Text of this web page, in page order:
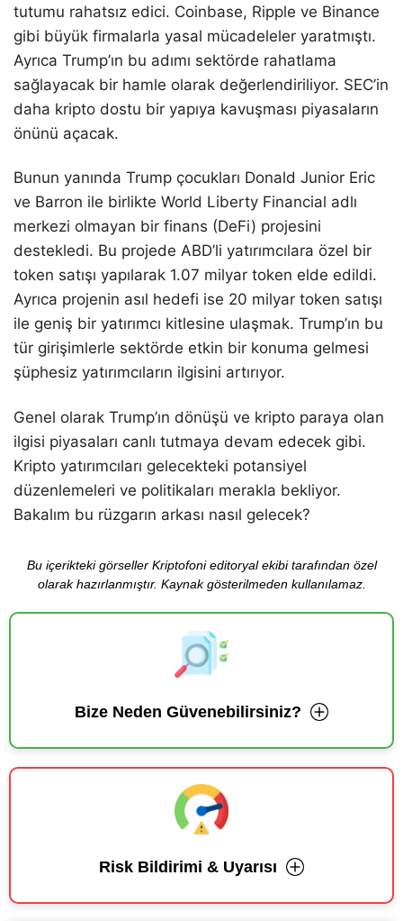
tutumu rahatsız edici. Coinbase, Ripple ve Binance
gibi büyük firmalarla yasal mücadeleler yaratmıştı.
Ayrıca Trump’ın bu adımı sektörde rahatlama
sağlayacak bir hamle olarak değerlendiriliyor. SEC’in
daha kripto dostu bir yapıya kavuşması piyasaların
önünü açacak.
Bunun yanında Trump çocukları Donald Junior Eric
ve Barron ile birlikte World Liberty Financial adlı
merkezi olmayan bir finans (DeFi) projesini
destekledi. Bu projede ABD’li yatırımcılara özel bir
token satışı yapılarak 1.07 milyar token elde edildi.
Ayrıca projenin asıl hedefi ise 20 milyar token satışı
ile geniş bir yatırımcı kitlesine ulaşmak. Trump’ın bu
tür girişimlerle sektörde etkin bir konuma gelmesi
şüphesiz yatırımcıların ilgisini artırıyor.
Genel olarak Trump’ın dönüşü ve kripto paraya olan
ilgisi piyasaları canlı tutmaya devam edecek gibi.
Kripto yatırımcıları gelecekteki potansiyel
düzenlemeleri ve politikaları merakla bekliyor.
Bakalım bu rüzgarın arkası nasıl gelecek?
Bu içerikteki görseller Kriptofoni editoryal ekibi tarafından özel
olarak hazırlanmıştır. Kaynak gösterilmeden kullanılamaz.
Bize Neden Güvenebilirsiniz?
Risk Bildirimi & Uyarısı